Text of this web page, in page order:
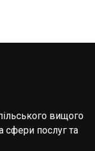
вищого
сфери послуг та